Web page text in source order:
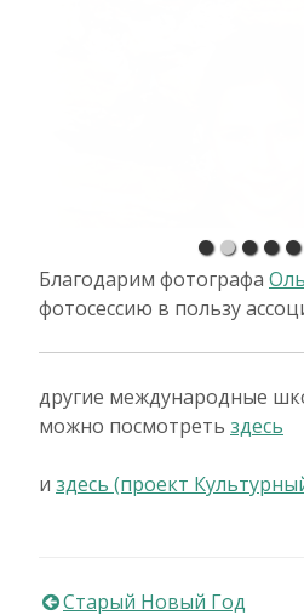
Благодарим фотографа
фотосессию в пользу
другие международные
можно посмотреть здесь
и здесь (проект
Старый Новый Год